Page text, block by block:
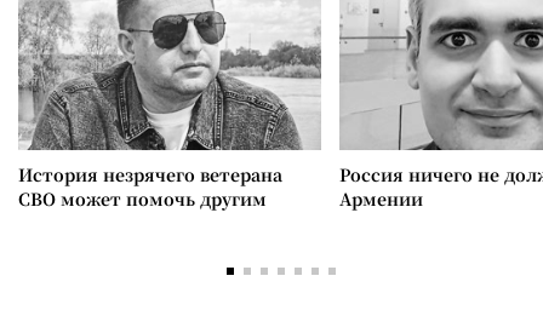
История незрячего ветерана
СВО может помочь другим
Россия ничего не
Армении